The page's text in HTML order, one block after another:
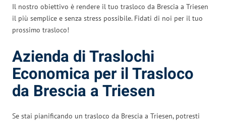
Il nostro obiettivo è rendere il tuo trasloco da Brescia a Triesen
il più semplice e senza stress possibile. Fidati di noi per il tuo
prossimo trasloco!
Azienda di Traslochi
Economica per il Trasloco
da Brescia a Triesen
Se stai pianificando un trasloco da Brescia a Triesen, potresti